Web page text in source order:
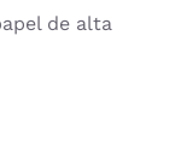
de alta